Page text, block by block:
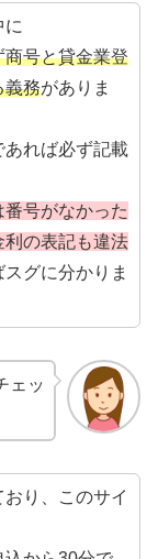
に
商号と貸金業登
義務がありま
れば必ず記載
号がなかった
利の表記も違法
グに分かりま
ェッ
おり、このサイ